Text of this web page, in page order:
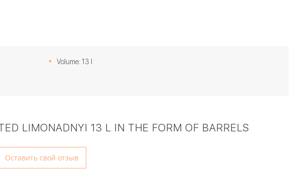
Volume: 13 l
LIMONADNYI 13 L IN THE FORM OF BARRELS
Оставить свой отзыв